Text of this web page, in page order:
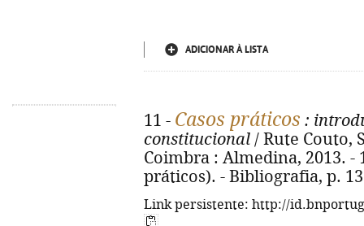
ADICIONAR À LISTA
11 - Casos práticos :
constitucional / Rute Couto,
Coimbra : Almedina, 2013. -
práticos). - Bibliografia, p.
Link persistente: http://